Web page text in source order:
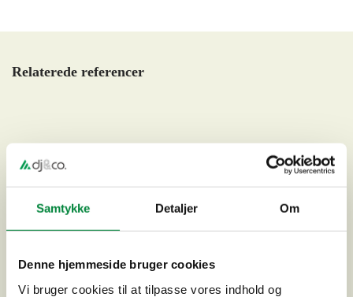
Samtykke Detaljer Om
Denne hjemmeside bruger cookies
Vi bruger cookies til at tilpasse vores indhold og
Relaterede referencer